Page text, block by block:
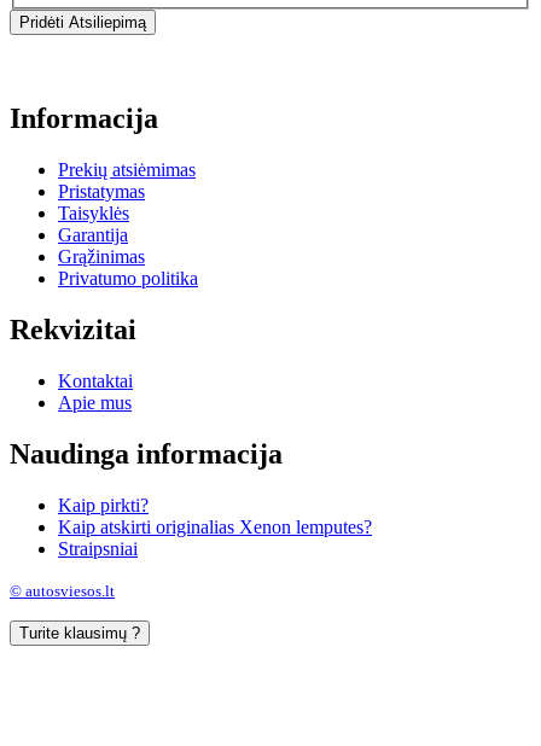
Pridėti Atsiliepimą
Informacija
Prekių atsiėmimas
Pristatymas
Taisyklės
Garantija
Grąžinimas
Privatumo politika
Rekvizitai
Kontaktai
Apie mus
Naudinga informacija
Kaip pirkti?
Kaip atskirti originalias Xenon lemputes?
Straipsniai
© autosviesos.lt
Turite klausimų ?